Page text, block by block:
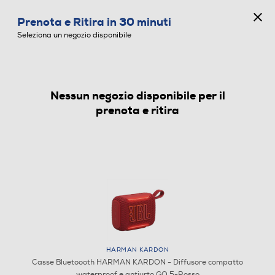
CASSE BLUETOOOTH
Prenota e Ritira in 30 minuti
Seleziona un negozio disponibile
Nessun negozio disponibile per il
prenota e ritira
HARMAN KARDON
Casse Bluetoooth HARMAN KARDON - Diffusore compatto